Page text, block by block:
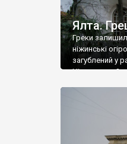
Ялта.
Греки
ніжинські
загублений у
Ніжин греки?